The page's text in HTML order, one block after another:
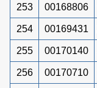
253 00168806
254 00169431
255 00170140
256 00170710